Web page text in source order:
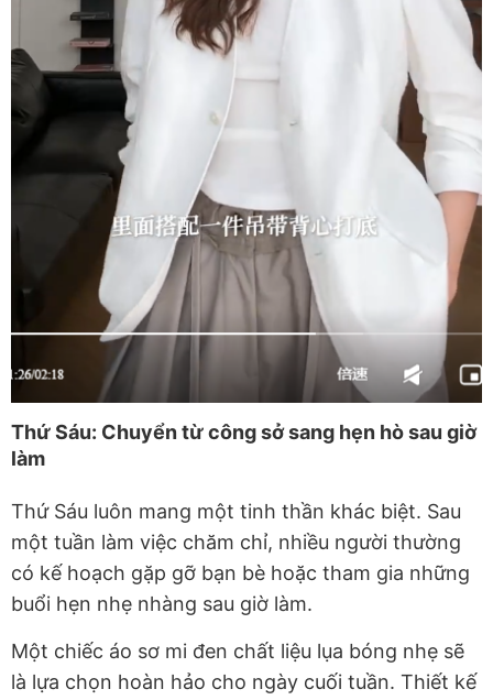
Thứ Sáu: Chuyển từ công sở sang hẹn hò sau giờ
làm
Thứ Sáu luôn mang một tinh thần khác biệt. Sau
một tuần làm việc chăm chỉ, nhiều người thường
có kế hoạch gặp gỡ bạn bè hoặc tham gia những
buổi hẹn nhẹ nhàng sau giờ làm.
Một chiếc áo sơ mi đen chất liệu lụa bóng nhẹ sẽ
là lựa chọn hoàn hảo cho ngày cuối tuần. Thiết kế